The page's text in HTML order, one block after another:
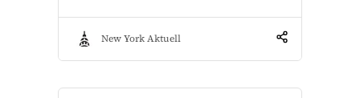
New York Aktuell